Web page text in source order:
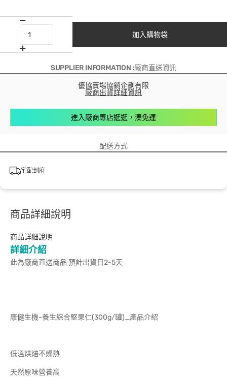
加入購物袋
SUPPLIER INFORMATION :廠商直送資訊
優協賣場協銷企劃有限
廠商出貨詳細資訊
進入廠商專店逛逛，湊免運
配送方式
宅配到府
商品詳細說明
商品詳細說明
詳細介紹
此為廠商直送商品 預計出貨日2-5天
康健生機-養生綜合堅果仁(300g/罐)_產品介紹
低溫烘焙不燥熱
天然原味營養高